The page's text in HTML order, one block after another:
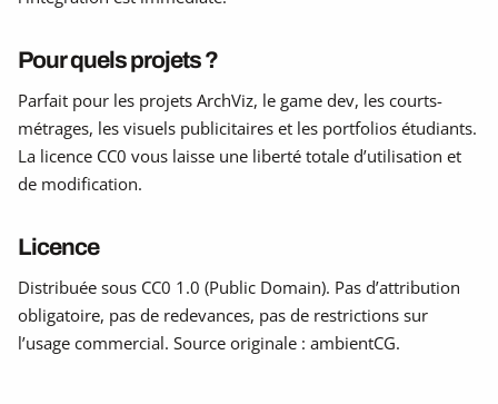
Pour quels projets ?
Parfait pour les projets ArchViz, le game dev, les courts-
métrages, les visuels publicitaires et les portfolios étudiants.
La licence CC0 vous laisse une liberté totale d’utilisation et
de modification.
Licence
Distribuée sous CC0 1.0 (Public Domain). Pas d’attribution
obligatoire, pas de redevances, pas de restrictions sur
l’usage commercial. Source originale : ambientCG.